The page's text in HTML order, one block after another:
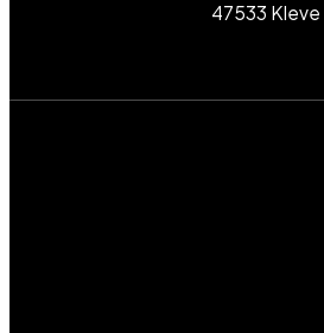
47533 Kleve
src="data:text/